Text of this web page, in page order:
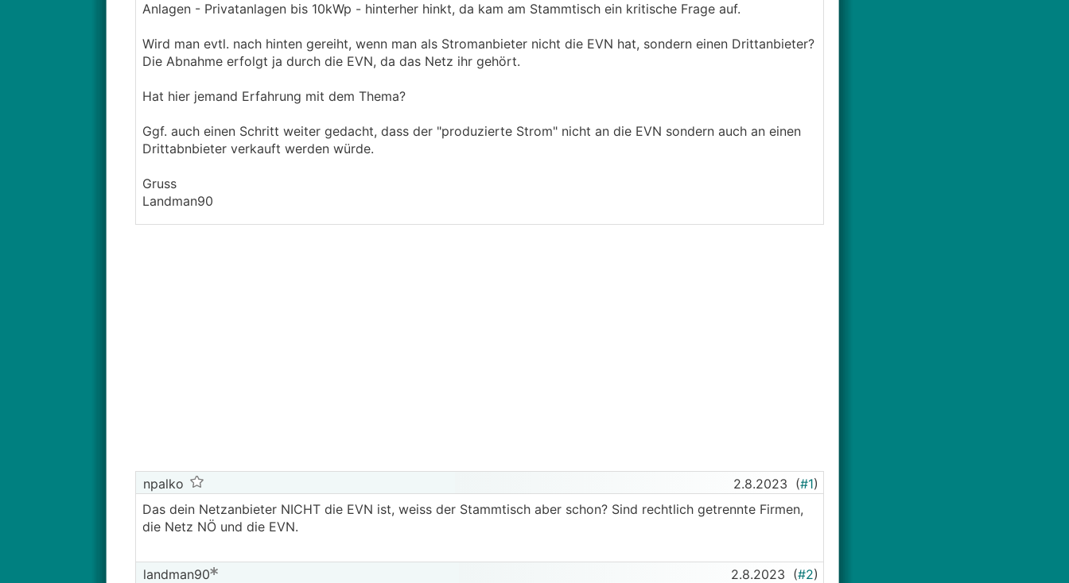
Anlagen - Privatanlagen bis 10kWp - hinterher hinkt, da kam am Stammtisch ein kritische Frage auf.
Wird man evtl. nach hinten gereiht, wenn man als Stromanbieter nicht die EVN hat, sondern einen Drittanbieter?
Die Abnahme erfolgt ja durch die EVN, da das Netz ihr gehört.
Hat hier jemand Erfahrung mit dem Thema?
Ggf. auch einen Schritt weiter gedacht, dass der "produzierte Strom" nicht an die EVN sondern auch an einen
Drittabnbieter verkauft werden würde.
Gruss
Landman90
npalko 2.8.2023 (#1)
Das dein Netzanbieter NICHT die EVN ist, weiss der Stammtisch aber schon? Sind rechtlich getrennte Firmen,
die Netz NÖ und die EVN.
landman90 2.8.2023 (#2)